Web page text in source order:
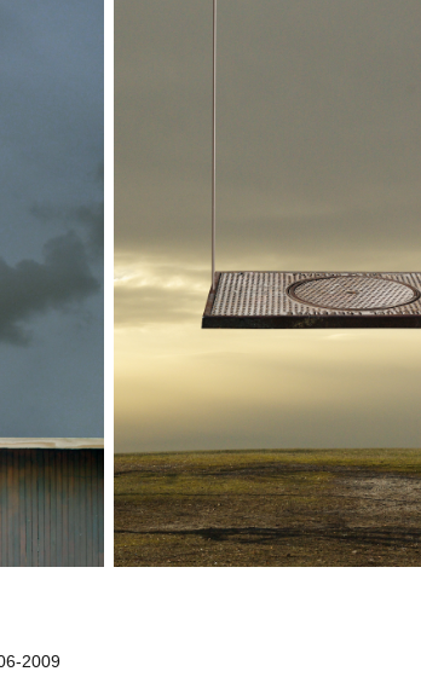
2009